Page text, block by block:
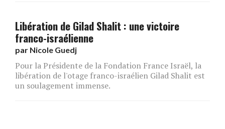
Libération de Gilad Shalit : une victoire
franco-israélienne
par Nicole Guedj
Pour la Présidente de la Fondation France Israël, la
libération de l'otage franco-israélien Gilad Shalit est
un soulagement immense.